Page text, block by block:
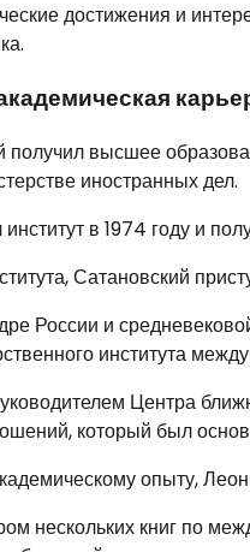
достижения и
получил высшее
иностранных дел.
в 1974 году и
Сатановский
России и
института
Центра
который был
опыту,
нескольких книг по